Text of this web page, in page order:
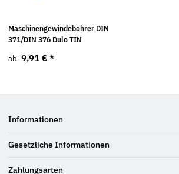
Maschinengewindebohrer DIN
371/DIN 376 Dulo TIN
ab 9,91 € *
Informationen
Gesetzliche Informationen
Zahlungsarten